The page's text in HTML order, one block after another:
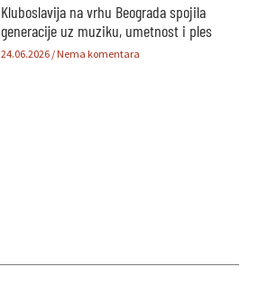
Kluboslavija na vrhu Beograda spojila
generacije uz muziku, umetnost i ples
24.06.2026 Nema komentara